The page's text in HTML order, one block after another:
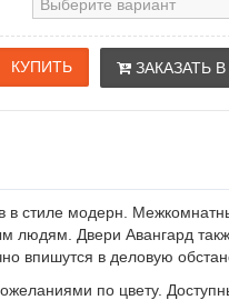
ЗАКАЗАТЬ
в стиле модерн.
людям. Двери Авангард
впишутся в деловую
по цвету.